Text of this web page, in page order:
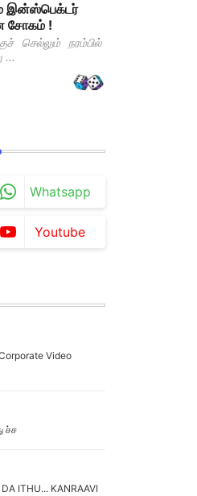
இன்ஸ்பெக்டர்
சோகம் !
செல்லும் நரம்பில்
...
Whatsapp
Youtube
Video
ச்ச
ITHU... KANRAAVI